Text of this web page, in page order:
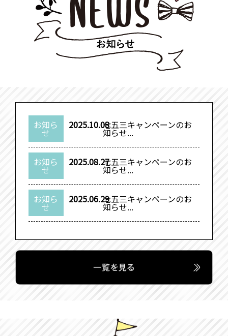
お知ら
せ
2025.10.08七五三キャンペーンのお
知らせ...
お知ら
せ
2025.08.27七五三キャンペーンのお
知らせ...
お知ら
せ
2025.06.29七五三キャンペーンのお
知らせ...